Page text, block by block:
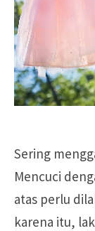
Sering
Mencuci
atas perlu
karena itu,